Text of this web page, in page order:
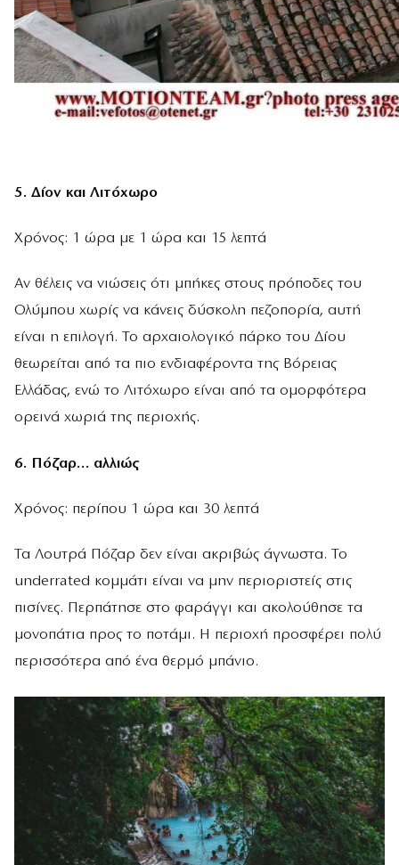
5. Δίον και Λιτόχωρο
Χρόνος: 1 ώρα με 1 ώρα και 15 λεπτά
Αν θέλεις να νιώσεις ότι μπήκες στους πρόποδες του
Ολύμπου χωρίς να κάνεις δύσκολη πεζοπορία, αυτή
είναι η επιλογή. Το αρχαιολογικό πάρκο του Δίου
θεωρείται από τα πιο ενδιαφέροντα της Βόρειας
Ελλάδας, ενώ το Λιτόχωρο είναι από τα ομορφότερα
ορεινά χωριά της περιοχής.
6. Πόζαρ… αλλιώς
Χρόνος: περίπου 1 ώρα και 30 λεπτά
Τα Λουτρά Πόζαρ δεν είναι ακριβώς άγνωστα. Το
underrated κομμάτι είναι να μην περιοριστείς στις
πισίνες. Περπάτησε στο φαράγγι και ακολούθησε τα
μονοπάτια προς το ποτάμι. Η περιοχή προσφέρει πολύ
περισσότερα από ένα θερμό μπάνιο.